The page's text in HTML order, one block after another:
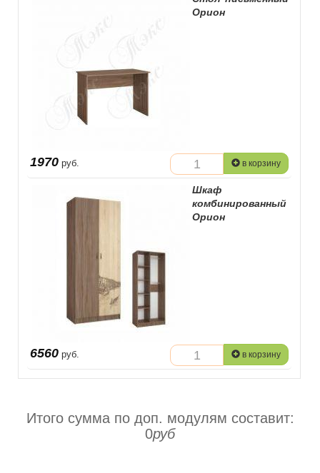
Орион
1970 руб. в корзину
Шкаф
комбинированный
Орион
6560 руб. в корзину
Итого сумма по доп. модулям составит:
0руб